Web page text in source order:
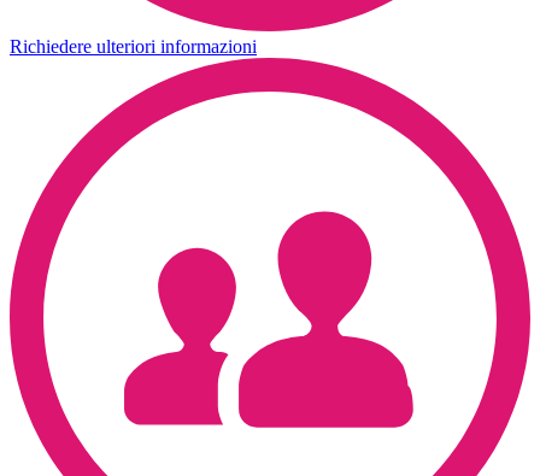
Richiedere ulteriori informazioni